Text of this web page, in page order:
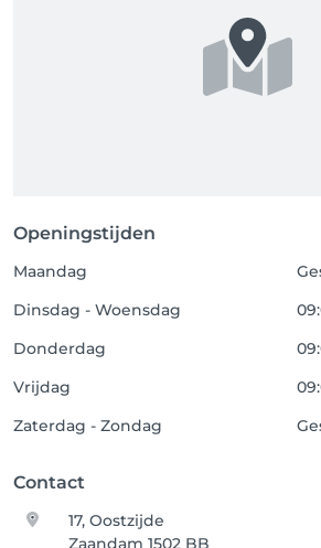
Openingstijden
Maandag
Dinsdag - Woensdag
Donderdag
Vrijdag
Zaterdag - Zondag
Contact
17, Oostzijde
Zaandam 1502 BB